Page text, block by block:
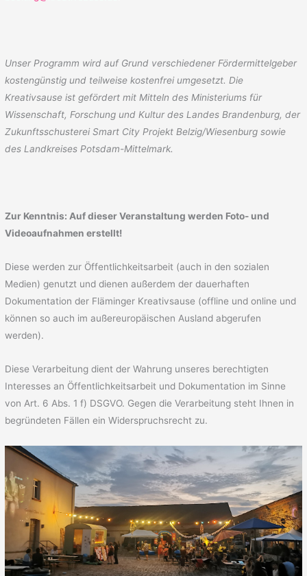
Unser Programm wird auf Grund verschiedener Fördermittelgeber
kostengünstig und teilweise kostenfrei umgesetzt. Die
Kreativsause ist gefördert mit Mitteln des Ministeriums für
Wissenschaft, Forschung und Kultur des Landes Brandenburg,der
Zukunftsschusterei Smart City Projekt Belzig/Wiesenburg sowie
des Landkreises Potsdam-Mittelmark.
Zur Kenntnis: Auf dieserVeranstaltung werden Foto- und
Videoaufnahmenerstellt!
Diese werden zur Öffentlichkeitsarbeit (auch in den sozialen
Medien) genutzt und dienen außerdem der dauerhaften
Dokumentation der Fläminger Kreativsause (offline und online und
können so auch im außereuropäischen Ausland abgerufen
werden).
Diese Verarbeitung dient der Wahrung unseres berechtigten
Interesses an Öffentlichkeitsarbeit und Dokumentation im Sinne
von Art. 6 Abs. 1 f) DSGVO. Gegen die Verarbeitung steht Ihnen in
begründeten Fällen ein Widerspruchsrecht zu.